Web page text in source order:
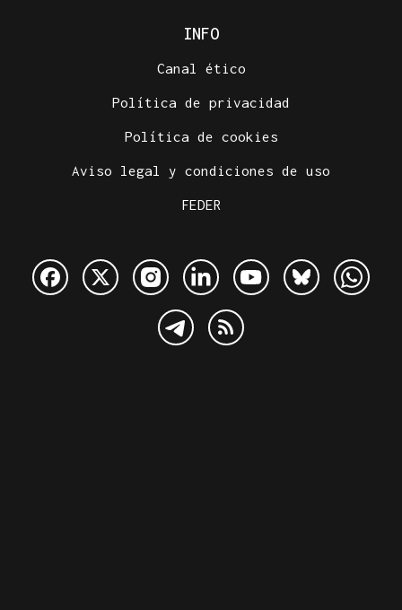
INFO
Canal ético
Política de privacidad
Política de cookies
Aviso legal y condiciones de uso
FEDER